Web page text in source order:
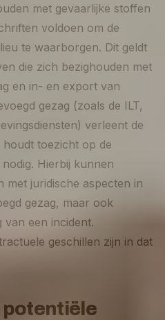
met gevaarlijke stoffen
voldoen om de
te waarborgen. Dit geldt
die zich bezighouden met
en in- en export van
gezag (zoals de ILT,
verleent de
houdt toezicht op de
Hierbij kunnen
met juridische aspecten in
gezag, maar ook
van een incident.
geschillen zijn in dat
potentiële